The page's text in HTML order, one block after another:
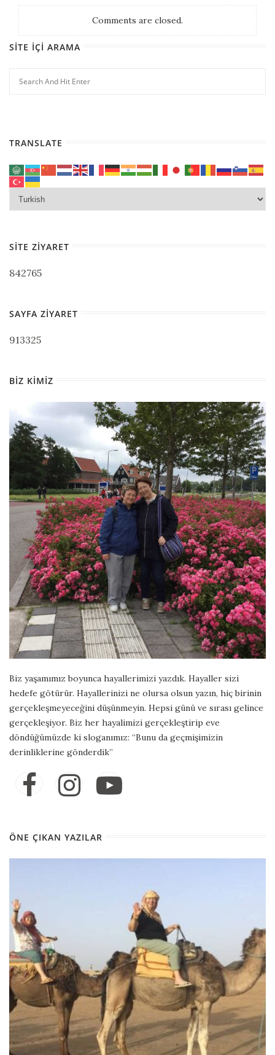
Comments are closed.
SITE İÇI ARAMA
TRANSLATE
SITE ZIYARET
842765
SAYFA ZIYARET
913325
BIZ KIMIZ
Biz yaşamımız boyunca hayallerimizi yazdık. Hayaller sizi
hedefe götürür. Hayallerinizi ne olursa olsun yazın, hiç birinin
gerçekleşmeyeceğini düşünmeyin. Hepsi günü ve sırası gelince
gerçekleşiyor. Biz her hayalimizi gerçekleştirip eve
döndüğümüzde ki sloganımız: “Bunu da geçmişimizin
derinliklerine gönderdik”
ÖNE ÇIKAN YAZILAR